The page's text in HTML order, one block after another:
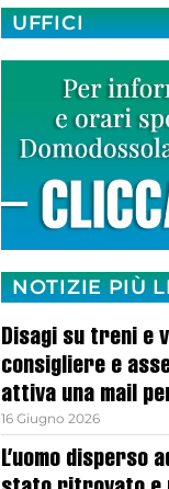
UFFICI
NOTIZIE PIÙ
Disagi su treni e
consigliere e
attiva una mail
16 Giugno 2026
L’uomo disperso